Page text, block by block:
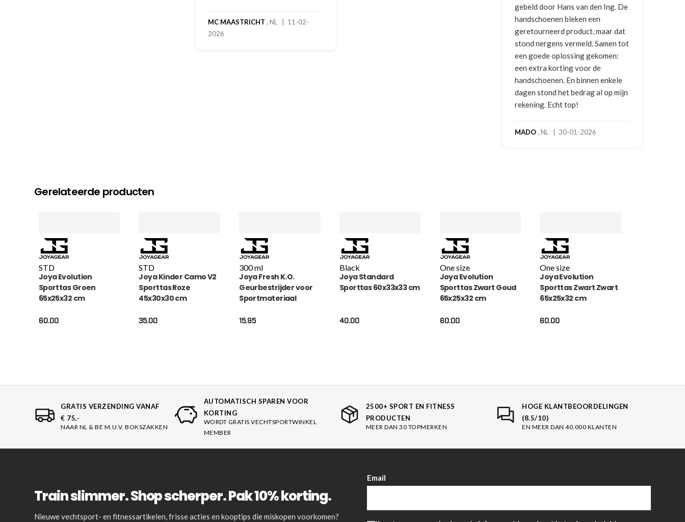
MC MAASTRICHT , NL | 11-02-
2026
gebeld door Hans van den Ing. De
handschoenen bleken een
geretourneerd product, maar dat
stond nergens vermeld. Samen tot
een goede oplossing gekomen:
een extra korting voor de
handschoenen. En binnen enkele
dagen stond het bedrag al op mijn
rekening. Echt top!
MADO, NL | 30-01-2026
Gerelateerde producten
STD
Joya Evolution
Sporttas Groen
65x25x32 cm
60.00
STD
Joya Kinder Camo V2
Sporttas Roze
45x30x30 cm
35.00
300 ml
Joya Fresh K.O.
Geurbestrijder voor
Sportmateriaal
15.95
Black
Joya Standard
Sporttas 60x33x33 cm
40.00
One size
Joya Evolution
Sporttas Zwart Goud
65x25x32 cm
60.00
One size
Joya Evolution
Sporttas Zwart Zwart
65x25x32 cm
60.00
GRATIS VERZENDING VANAF
€ 75,-
NAAR NL & BE M.U.V. BOKSZAKKEN
AUTOMATISCH SPAREN VOOR
KORTING
WORDT GRATIS VECHTSPORTWINKEL
MEMBER
2500+ SPORT EN FITNESS
PRODUCTEN
MEER DAN 30 TOPMERKEN
HOGE KLANTBEOORDELINGEN
(8.5/10)
EN MEER DAN 40.000 KLANTEN
Train slimmer. Shop scherper. Pak 10% korting.
Nieuwe vechtsport- en fitnessartikelen, frisse acties en kooptips die miskopen voorkomen?
Email